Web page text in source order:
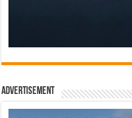
Advertisement